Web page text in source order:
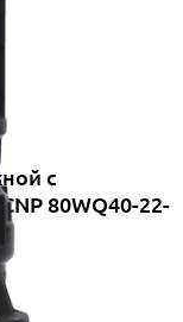
с
80WQ40-22-